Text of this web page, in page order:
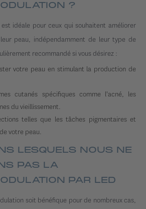
?
idéale pour ceux qui souhaitent améliorer
peau, indépendamment de leur type de
recommandé si vous désirez :
votre peau en stimulant la production de
cutanés spécifiques comme l'acné, les
du vieillissement.
telles que les tâches pigmentaires et
votre peau.
LESQUELS NOUS NE
PAS LA
PAR LED
soit bénéfique pour de nombreux cas,